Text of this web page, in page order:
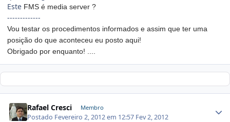
Este FMS é media server ?
-------------
Vou testar os procedimentos informados e assim que ter uma
posição do que aconteceu eu posto aqui!
Obrigado por enquanto! ....
Rafael Cresci Membro
Postado Fevereiro 2, 2012 em 12:57 Fev 2, 2012